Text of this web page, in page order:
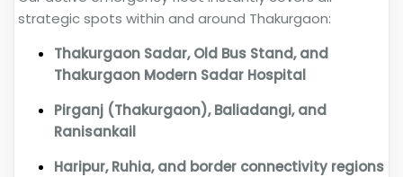
strategic spots within and around Thakurgaon:
Thakurgaon Sadar, Old Bus Stand, and
Thakurgaon Modern Sadar Hospital
Pirganj (Thakurgaon), Baliadangi, and
Ranisankail
Haripur, Ruhia, and border connectivity regions